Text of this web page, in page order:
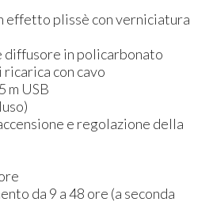
effetto plissè con verniciatura
diffusore in policarbonato
con cavo
m USB
e regolazione della
da 9 a 48 ore (a seconda